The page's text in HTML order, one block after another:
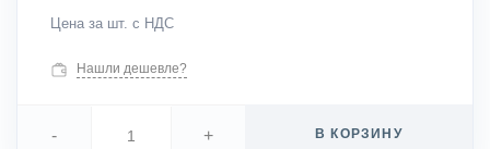
Цена за шт. с НДС
Нашли дешевле?
- + В КОРЗИНУ